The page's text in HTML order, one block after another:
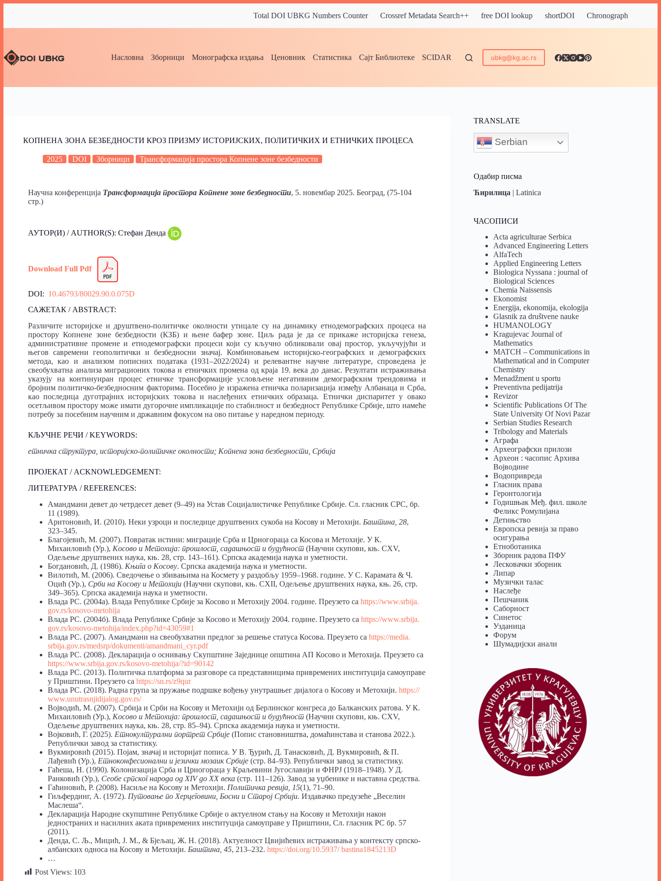
Total DOI UBKG Numbers Counter Crossref Metadata Search++ free DOI lookup shortDOI Chronograph
Насловна Зборници Монографска издања Ценовник Статистика Сајт Библиотеке SCIDAR ubkg@kg.ac.rs
КОПНЕНА ЗОНА БЕЗБЕДНОСТИ КРОЗ ПРИЗМУ ИСТОРИЈСКИХ, ПОЛИТИЧКИХ И ЕТНИЧКИХ ПРОЦЕСА
2025 DOI Зборници Трансформација простора Копнене зоне безбедности
Научна конференција Трансформација простора Копнене зоне безбедности, 5. новембар 2025. Београд, (75-104
стр.)
АУТОР(И) / AUTHOR(S): Стефан Денда
Download Full Pdf
DOI: 10.46793/80029.90.0.075D
САЖЕТАК / ABSTRACT:
Различите историјске и друштвено-политичке околности утицале су на динамику етнодемографских процеса на
простору Копнене зоне безбедности (КЗБ) и њене бафер зоне. Циљ рада је да се прикаже историјска генеза,
административне промене и етнодемографски процеси који су кључно обликовали овај простор, укључујући и
његов савремени геополитички и безбедносни значај. Комбиновањем историјско-географских и демографских
метода, као и анализом пописних података (1931–2022/2024) и релевантне научне литературе, спроведена је
свеобухватна анализа миграционих токова и етничких промена од краја 19. века до данас. Резултати истраживања
указују на континуиран процес етничке трансформације условљене негативним демографским трендовима и
бројним политичко-безбедносним факторима. Посебно је изражена етничка поларизација између Албанаца и Срба,
као последица дуготрајних историјских токова и наслеђених етничких образаца. Етнички диспаритет у овако
осетљивом простору може имати дугорочне импликације по стабилност и безбедност Републике Србије, што намеће
потребу за посебним научним и државним фокусом на ово питање у наредном периоду.
КЉУЧНЕ РЕЧИ / KEYWORDS:
етничка структура, историјско-политичке околности; Копнена зона безбедности, Србија
ПРОЈЕКАТ / ACKNOWLEDGEMENT:
ЛИТЕРАТУРА / REFERENCES:
Амандмани девет до четрдесет девет (9–49) на Устав Социјалистичке Републике Србије. Сл. гласник СРС, бр.
11 (1989).
Аритоновић, И. (2010). Неки узроци и последице друштвених сукоба на Косову и Метохији. Баштина, 28,
323–345.
Благојевић, М. (2007). Повратак истини: миграције Срба и Црногораца са Косова и Метохије. У К.
Михаиловић (Ур.), Косово и Метохија: прошлост, садашњост и будућност (Научни скупови, књ. CXV,
Одељење друштвених наука, књ. 28, стр. 143–161). Српска академија наука и уметности.
Богдановић, Д. (1986). Књига о Косову. Српска академија наука и уметности.
Вилотић, M. (2006). Сведочење о збивањима на Космету у раздобљу 1959–1968. године. У С. Карамата & Ч.
Оцић (Ур.), Срби на Косову и Метохији (Научни скупови, књ. CXII, Одељење друштвених наука, књ. 26, стр.
349–365). Српска академија наука и уметности.
Влада РС. (2004а). Влада Републике Србије за Косово и Метохију 2004. године. Преузето са https://www.srbija.
gov.rs/kosovo-metohija
Влада РС. (2004б). Влада Републике Србије за Косово и Метохију 2004. године. Преузето са https://www.srbija.
gov.rs/kosovo-metohija/index.php?id=43059#1
Влада РС. (2007). Амандмани на свеобухватни предлог за решење статуса Косова. Преузето са https://media.
srbija.gov.rs/medsrp/dokumenti/amandmani_cyr.pdf
Влада РС. (2008). Декларација о оснивању Скупштине Заједнице општина АП Косово и Метохија. Преузето са
https://www.srbija.gov.rs/kosovo-metohija/?id=90142
Влада РС. (2013). Политичка платформа за разговоре са представницима привремених институција самоуправе
у Приштини. Преузето са https://sn.rs/z9qur
Влада РС. (2018). Радна група за пружање подршке вођењу унутрашњег дијалога о Косову и Метохији. https://
www.unutrasnjidijalog.gov.rs/
Војводић, М. (2007). Србија и Срби на Косову и Метохији од Берлинског конгреса до Балканских ратова. У К.
Михаиловић (Ур.), Косово и Метохија: прошлост, садашњост и будућност (Научни скупови, књ. CXV,
Одељење друштвених наука, књ. 28, стр. 85–94). Српска академија наука и уметности.
Војковић, Г. (2025). Етнокултурални портрет Србије (Попис становништва, домаћинстава и станова 2022.).
Републички завод за статистику.
Вукмировић (2015). Појам, значај и историјат пописа. У В. Ђурић, Д. Танасковић, Д. Вукмировић, & П.
Лађевић (Ур.), Етноконфесионални и језички мозаик Србије (стр. 84–93). Републички завод за статистику.
Гаћеша, Н. (1990). Колонизација Срба и Црногораца у Краљевини Југославији и ФНРЈ (1918–1948). У Д.
Ранковић (Ур.), Сеобе српског народа од XIV до XX века (стр. 111–126). Завод за уџбенике и наставна средства.
Гаћиновић, Р. (2008). Насиље на Косову и Метохији. Политичка ревија, 15(1), 71–90.
Гиљфердинг, А. (1972). Путовање по Херцеговини, Босни и Старој Србији. Издавачко предузеће „Веселин
Маслеша“.
Декларација Народне скупштине Републике Србије о актуелном стању на Косову и Метохији након
једностраних и насилних аката привремених институција самоуправе у Приштини, Сл. гласник РС бр. 57
(2011).
Денда, С. Љ., Мицић, Ј. М., & Бјељац, Ж. Н. (2018). Актуелност Цвијићевих истраживања у контексту српско-
албанских односа на Косову и Метохији. Баштина, 45, 213–232. https://doi.org/10.5937/ bastina1845213D
…
Post Views: 103
TRANSLATE
Serbian
Одабир писма
Ћирилица |Latinica
ЧАСОПИСИ
Acta agriculturae Serbica
Advanced Engineering Letters
AlfaTech
Applied Engineering Letters
Biologica Nyssana : journal of
Biological Sciences
Chemia Naissensis
Ekonomist
Energija, ekonomija, ekologija
Glasnik za društvene nauke
HUMANOLOGY
Kragujevac Journal of
Mathematics
MATCH – Communications in
Mathematical and in Computer
Chemistry
Menadžment u sportu
Preventivna pedijatrija
Revizor
Scientific Publications Of The
State University Of Novi Pazar
Serbian Studies Research
Tribology and Materials
Аграфа
Археографски прилози
Археон : часопис Архива
Војводине
Водопривреда
Гласник права
Геронтологија
Годишњак Међ. фил. школе
Феликс Ромулијана
Детињство
Европска ревија за право
осигурања
Eтноботаника
Зборник радова ПФУ
Лесковачки зборник
Липар
Музички талас
Наслеђе
Пешчаник
Саборност
Синетос
Узданица
Форум
Шумадијски анали